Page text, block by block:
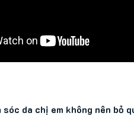
da chị em không nên bỏ